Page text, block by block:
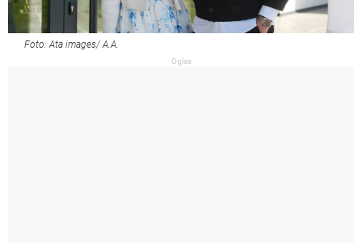
Foto: Ata images/ A.A.
Oglas